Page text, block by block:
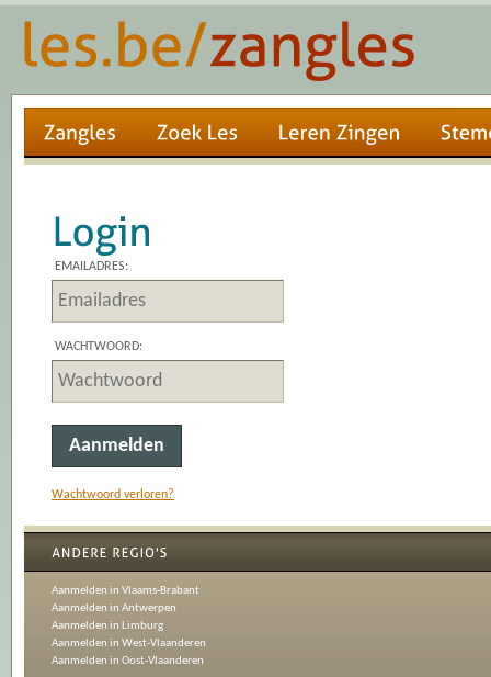
EMAILADRES:
WACHTWOORD:
Wachtwoord verloren?
Aanmelden in Vlaams-Brabant
Aanmelden in Antwerpen
Aanmelden in Limburg
Aanmelden in West-Vlaanderen
Aanmelden in Oost-Vlaanderen